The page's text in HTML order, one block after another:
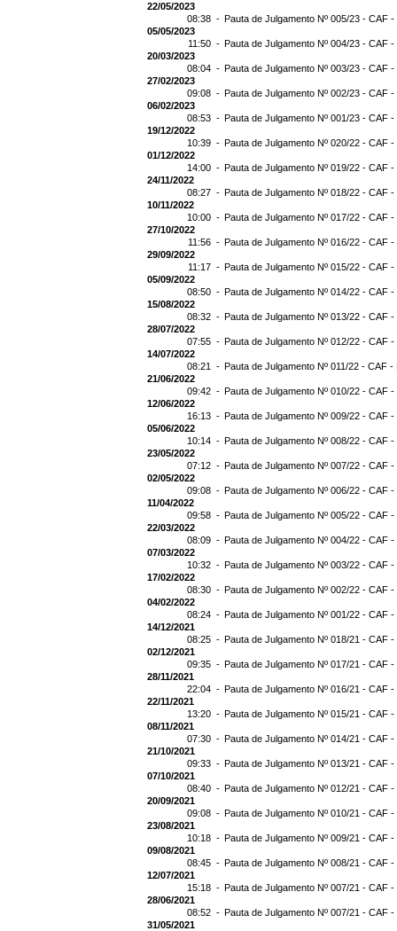
22/05/2023
08:38 - Pauta de Julgamento Nº 005/23 - CAF
05/05/2023
11:50 - Pauta de Julgamento Nº 004/23 - CAF -
20/03/2023
08:04 - Pauta de Julgamento Nº 003/23 - CAF
27/02/2023
09:08 - Pauta de Julgamento Nº 002/23 - CAF
06/02/2023
08:53 - Pauta de Julgamento Nº 001/23 - CAF
19/12/2022
10:39 - Pauta de Julgamento Nº 020/22 - CAF
01/12/2022
14:00 - Pauta de Julgamento Nº 019/22 - CAF
24/11/2022
08:27 - Pauta de Julgamento Nº 018/22 - CAF -
10/11/2022
10:00 - Pauta de Julgamento Nº 017/22 - CAF -
27/10/2022
11:56 - Pauta de Julgamento Nº 016/22 - CAF -
29/09/2022
11:17 - Pauta de Julgamento Nº 015/22 - CAF
05/09/2022
08:50 - Pauta de Julgamento Nº 014/22 - CAF
15/08/2022
08:32 - Pauta de Julgamento Nº 013/22 - CAF
28/07/2022
07:55 - Pauta de Julgamento Nº 012/22 - CAF
14/07/2022
08:21 - Pauta de Julgamento Nº 011/22 - CAF -
21/06/2022
09:42 - Pauta de Julgamento Nº 010/22 - CAF
12/06/2022
16:13 - Pauta de Julgamento Nº 009/22 - CAF
05/06/2022
10:14 - Pauta de Julgamento Nº 008/22 - CAF
23/05/2022
07:12 - Pauta de Julgamento Nº 007/22 - CAF
02/05/2022
09:08 - Pauta de Julgamento Nº 006/22 - CAF
11/04/2022
09:58 - Pauta de Julgamento Nº 005/22 - CAF
22/03/2022
08:09 - Pauta de Julgamento Nº 004/22 - CAF
07/03/2022
10:32 - Pauta de Julgamento Nº 003/22 - CAF
17/02/2022
08:30 - Pauta de Julgamento Nº 002/22 - CAF
04/02/2022
08:24 - Pauta de Julgamento Nº 001/22 - CAF
14/12/2021
08:25 - Pauta de Julgamento Nº 018/21 - CAF
02/12/2021
09:35 - Pauta de Julgamento Nº 017/21 - CAF
28/11/2021
22:04 - Pauta de Julgamento Nº 016/21 - CAF
22/11/2021
13:20 - Pauta de Julgamento Nº 015/21 - CAF -
08/11/2021
07:30 - Pauta de Julgamento Nº 014/21 - CAF -
21/10/2021
09:33 - Pauta de Julgamento Nº 013/21 - CAF
07/10/2021
08:40 - Pauta de Julgamento Nº 012/21 - CAF
20/09/2021
09:08 - Pauta de Julgamento Nº 010/21 - CAF
23/08/2021
10:18 - Pauta de Julgamento Nº 009/21 - CAF
09/08/2021
08:45 - Pauta de Julgamento Nº 008/21 - CAF
12/07/2021
15:18 - Pauta de Julgamento Nº 007/21 - CAF
28/06/2021
08:52 - Pauta de Julgamento Nº 007/21 - CAF
31/05/2021